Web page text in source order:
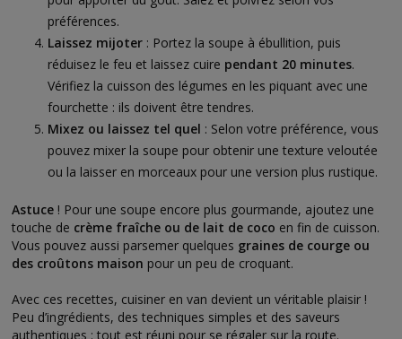
préférences.
Laissez mijoter : Portez la soupe à ébullition, puis
réduisez le feu et laissez cuire pendant 20 minutes.
Vérifiez la cuisson des légumes en les piquant avec une
fourchette : ils doivent être tendres.
Mixez ou laissez tel quel : Selon votre préférence, vous
pouvez mixer la soupe pour obtenir une texture veloutée
ou la laisser en morceaux pour une version plus rustique.
Astuce ! Pour une soupe encore plus gourmande, ajoutez une
touche de crème fraîche ou de lait de coco en fin de cuisson.
Vous pouvez aussi parsemer quelques graines de courge ou
des croûtons maison pour un peu de croquant.
Avec ces recettes, cuisiner en van devient un véritable plaisir !
Peu d’ingrédients, des techniques simples et des saveurs
authentiques : tout est réuni pour se régaler sur la route.